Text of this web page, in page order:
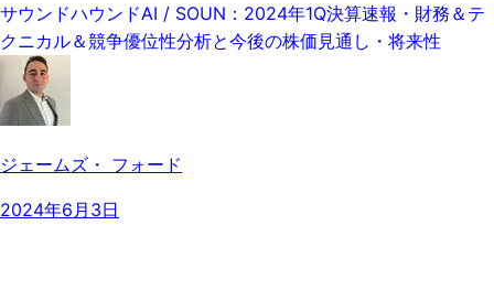
サウンドハウンドAI / SOUN：2024年1Q決算速報・財務＆テ
クニカル＆競争優位性分析と今後の株価見通し・将来性
ジェームズ・ フォード
2024年6月3日